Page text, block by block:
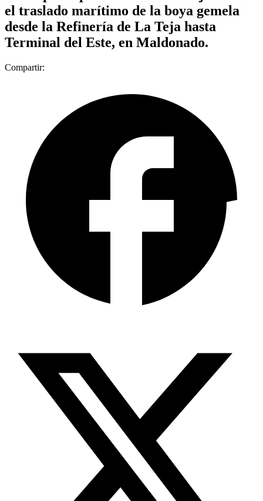
el traslado marítimo de la boya gemela
desde la Refinería de La Teja hasta
Terminal del Este, en Maldonado.
Compartir: